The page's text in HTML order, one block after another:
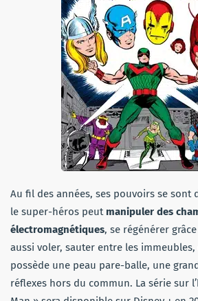
Au fil des années, ses pouvoirs se sont
le super-héros peut manipuler des
électromagnétiques, se régénérer
aussi voler, sauter entre les
possède une peau pare-balle, une
réflexes hors du commun. La série sur